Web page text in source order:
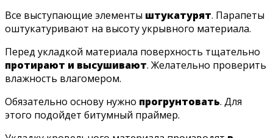
Все выступающие элементы штукатурят. Парапеты
оштукатуривают на высоту укрывного материала.
Перед укладкой материала поверхность тщательно
протирают и высушивают. Желательно проверить
влажность влагомером.
Обязательно основу нужно прогрунтовать. Для
этого подойдет битумный праймер.